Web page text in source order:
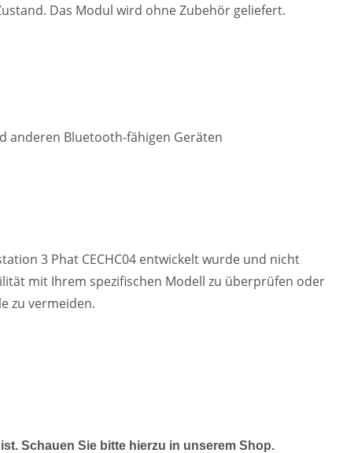
Das Modul wird ohne Zubehör geliefert.
anderen Bluetooth-fähigen Geräten
3 Phat CECHC04 entwickelt wurde und nicht
mit Ihrem spezifischen Modell zu überprüfen oder
zu vermeiden.
Schauen Sie bitte hierzu in unserem Shop.